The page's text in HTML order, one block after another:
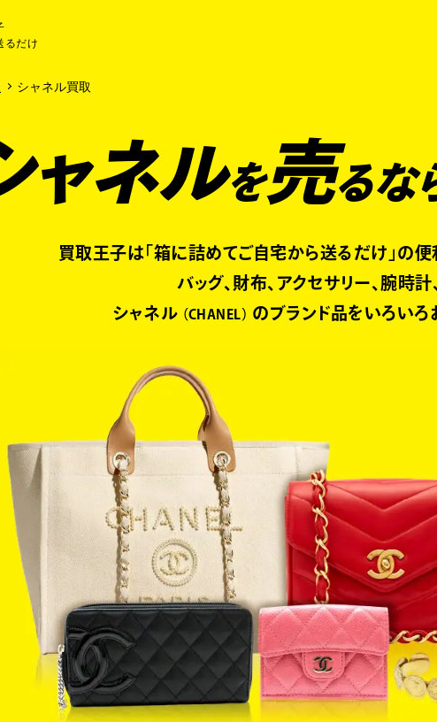
ご利用ガイド
るだけ
シャネル買取
ャネルを売るな
買取王子は「箱に詰めてご自宅から送るだけ」の便
バッグ、財布、アクセサリー、腕時計
シャネル
CHANEL のブランド品をいろいろ